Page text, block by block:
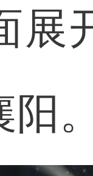
展
阳